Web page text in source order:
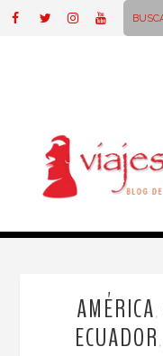
AMÉRICA
ECUADOR